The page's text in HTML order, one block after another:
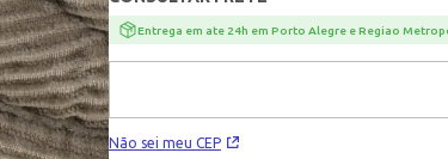
conforto e elegância para transformar suas
estar!\n\nTamanho: Queen\nTecido:
Entrega em ate 24h em Porto Alegre e Regiao
Não sei meu CEP